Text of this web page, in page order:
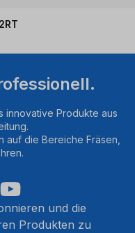
innovative Produkte aus
auf die Bereiche Fräsen,
und die
Produkten zu